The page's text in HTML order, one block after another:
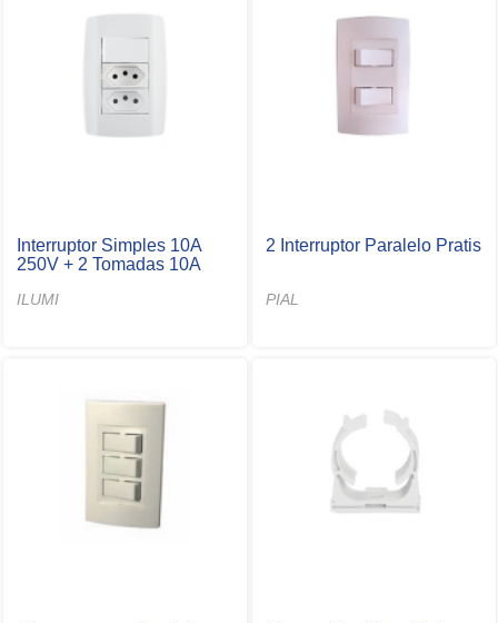
Interruptor Simples 10A
250V + 2 Tomadas 10A
ILUMI
2 Interruptor Paralelo Pratis
PIAL